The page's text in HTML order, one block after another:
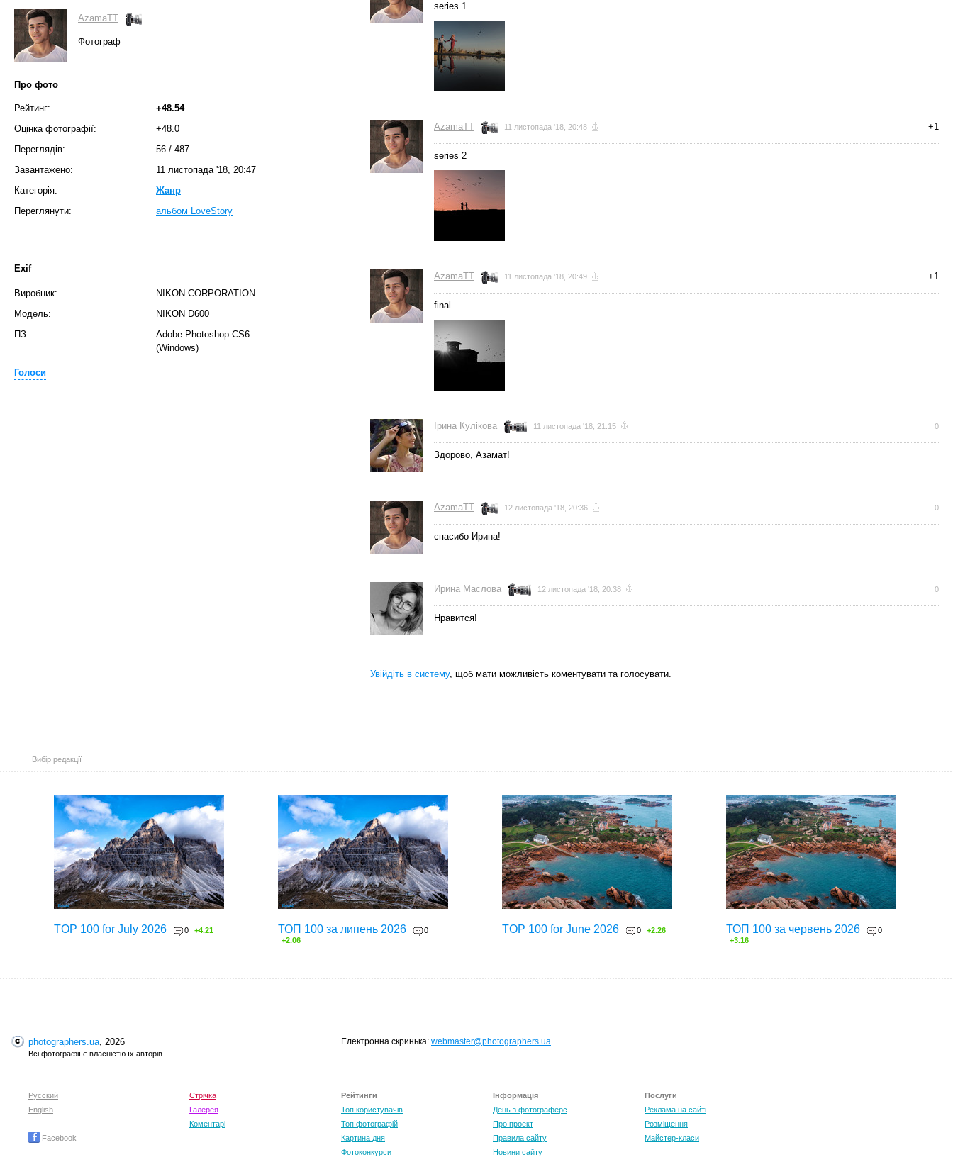
AzamaTT
Фотограф
Про фото
Рейтинг:
+48.54
Оцінка фотографії:
+48.0
Переглядів:
56 / 487
Завантажено:
11 листопада '18, 20:47
Категорія:
Жанр
Переглянути:
альбом LoveStory
Exif
Виробник:
NIKON CORPORATION
Модель:
NIKON D600
ПЗ:
Adobe Photoshop CS6
(Windows)
Голоси
series 1
AzamaTT 11 листопада '18, 20:48 +1
series 2
AzamaTT 11 листопада '18, 20:49 +1
final
Ірина Кулікова 11 листопада '18, 21:15 0
Здорово, Азамат!
AzamaTT 12 листопада '18, 20:36 0
спасибо Ирина!
Ирина Маслова 12 листопада '18, 20:38 0
Нравится!
Увійдіть в систему, щоб мати можливість коментувати та голосувати.
Вибір редакції
TOP 100 for July 2026 0 +4.21 ТОП 100 за липень 2026
0
+2.06
TOP 100 for June 2026 0 +2.26 ТОП 100 за червень 2026
0
+3.16
+6.59 ТОП 100 за травень 2026
photographers.ua, 2026
Всі фотографії є власністю їх авторів.
Електронна скринька: webmaster@photographers.ua
Русский
English
Facebook
Стрічка
Галерея
Коментарі
Рейтинги
Топ користувачів
Топ фотографій
Картина дня
Фотоконкурси
Інформація
День з фотограферс
Про проект
Правила сайту
Новини сайту
Послуги
Реклама на сайті
Розміщення
Майстер-класи